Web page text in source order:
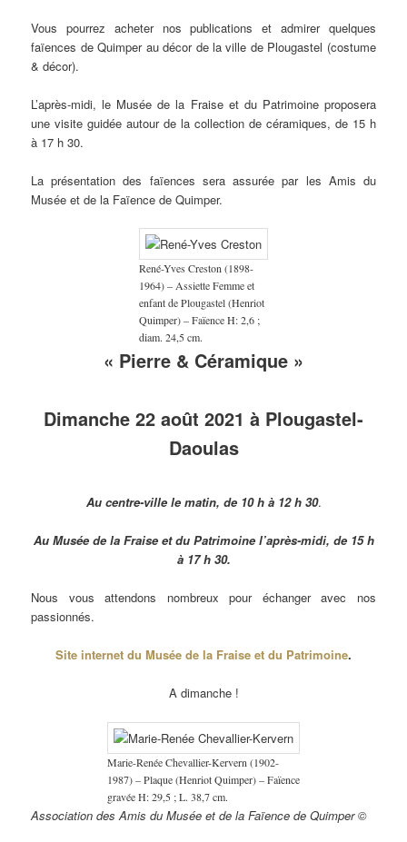
Vous pourrez acheter nos publications et admirer quelques
faïences de Quimper au décor de la ville de Plougastel (costume
& décor).
L’après-midi, le Musée de la Fraise et du Patrimoine proposera
une visite guidée autour de la collection de céramiques, de 15 h
à 17 h 30.
La présentation des faïences sera assurée par les Amis du
Musée et de la Faïence de Quimper.
René-Yves Creston (1898-
1964) – Assiette Femme et
enfant de Plougastel (Henriot
Quimper) – Faïence H: 2,6 ;
diam. 24,5 cm.
« Pierre & Céramique »
Dimanche 22 août 2021 à Plougastel-
Daoulas
Au centre-ville le matin, de 10 h à 12 h 30.
Au Musée de la Fraise et du Patrimoine l’après-midi, de 15 h
à 17 h 30.
Nous vous attendons nombreux pour échanger avec nos
passionnés.
Site internet du Musée de la Fraise et du Patrimoine.
A dimanche !
Marie-Renée Chevallier-Kervern (1902-
1987) – Plaque (Henriot Quimper) – Faïence
gravée H: 29,5 ; L. 38,7 cm.
Association des Amis du Musée et de la Faïence de Quimper ©